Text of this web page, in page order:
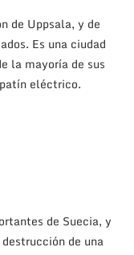
de Uppsala, y de
Es una ciudad
la mayoría de sus
eléctrico.
de Suecia, y
de una